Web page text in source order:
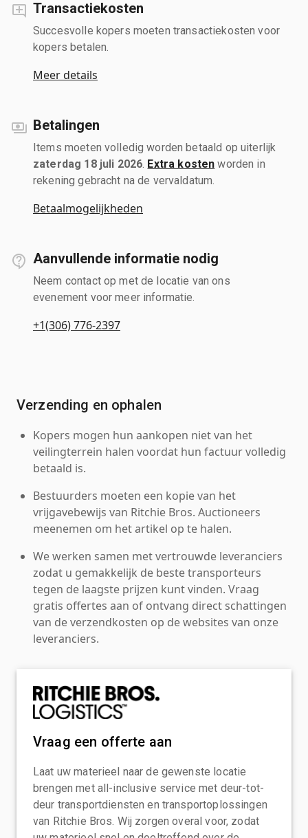
Transactiekosten
Succesvolle kopers moeten transactiekosten voor
kopers betalen.
Meer details
Betalingen
Items moeten volledig worden betaald op uiterlijk
zaterdag 18 juli 2026 Extra kosten worden in
rekening gebracht na de vervaldatum.
Betaalmogelijkheden
Aanvullende informatie nodig
Neem contact op met de locatie van ons
evenement voor meer informatie.
+1(306) 776-2397
Verzending en ophalen
Kopers mogen hun aankopen niet van het
veilingterrein halen voordat hun factuur volledig
betaald is.
Bestuurders moeten een kopie van het
vrijgavebewijs van Ritchie Bros. Auctioneers
meenemen om het artikel op te halen.
We werken samen met vertrouwde leveranciers
zodat u gemakkelijk de beste transporteurs
tegen de laagste prijzen kunt vinden. Vraag
gratis offertes aan of ontvang direct schattingen
van de verzendkosten op de websites van onze
leveranciers.
Vraag een offerte aan
Laat uw materieel naar de gewenste locatie
brengen met all-inclusive service met deur-tot-
deur transportdiensten en transportoplossingen
van Ritchie Bros. Wij zorgen overal voor, zodat